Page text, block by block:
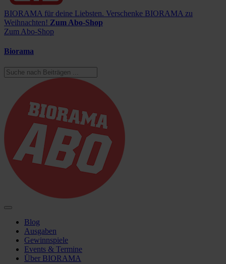
BIORAMA für deine Liebsten. Verschenke BIORAMA zu
Weihnachten! Zum Abo-Shop
Zum Abo-Shop
Biorama
Blog
Ausgaben
Gewinnspiele
Events & Termine
Über BIORAMA